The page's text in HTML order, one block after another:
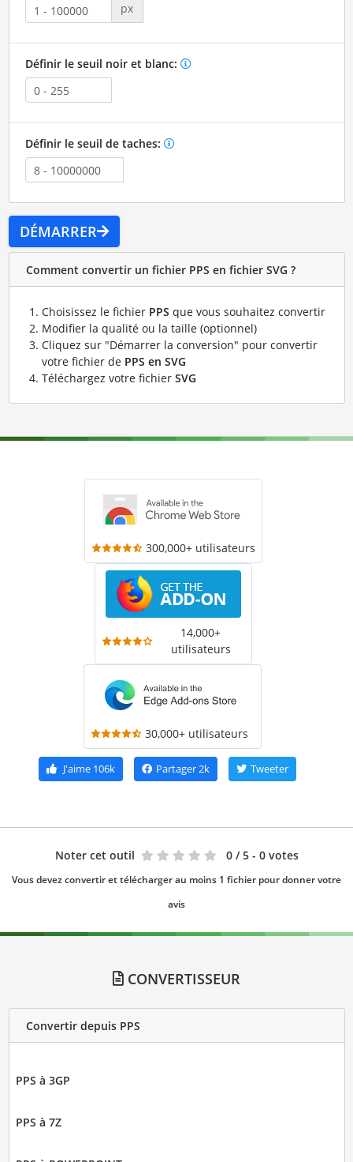
px
Définir le seuil noir et blanc:
Définir le seuil de taches:
DÉMARRER
Comment convertir un fichier PPS en fichier SVG ?
Choisissez le fichier PPS que vous souhaitez convertir
Modifier la qualité ou la taille (optionnel)
Cliquez sur "Démarrer la conversion" pour convertir
votre fichier de PPS en SVG
Téléchargez votre fichier SVG
300,000+ utilisateurs
14,000+
utilisateurs
30,000+ utilisateurs
J'aime106k Partager2k Tweeter
Noter cet outil 0 / 5 - 0 votes
Vous devez convertir et télécharger au moins 1 fichier pour donner votre
avis
CONVERTISSEUR
Convertir depuis PPS
PPS à 3GP
PPS à 7Z